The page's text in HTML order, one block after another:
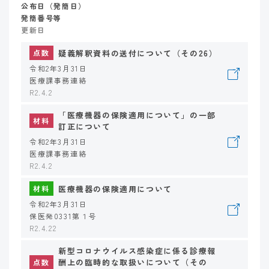
公布日（発簡日）
発簡番号等
更新日
点数 疑義解釈資料の送付について（その26）
令和2年3月31日
医療課事務連絡
R2.4.2
材料
「医療機器の保険適用について」の一部
訂正について
令和2年3月31日
医療課事務連絡
R2.4.2
材料 医療機器の保険適用について
令和2年3月31日
保医発0331第１号
R2.4.22
点数
新型コロナウイルス感染症に係る診療報
酬上の臨時的な取扱いについて（その